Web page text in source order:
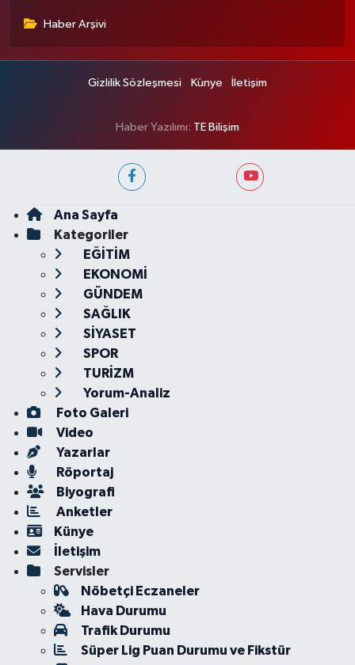
Haber Arşivi
Gizlilik Sözleşmesi Künye İletişim
Haber Yazılımı: TE Bilişim
Ana Sayfa
Kategoriler
EĞİTİM
EKONOMİ
GÜNDEM
SAĞLIK
SİYASET
SPOR
TURİZM
Yorum-Analiz
Foto Galeri
Video
Yazarlar
Röportaj
Biyografi
Anketler
Künye
İletişim
Servisler
Nöbetçi Eczaneler
Hava Durumu
Trafik Durumu
Süper Lig Puan Durumu ve Fikstür